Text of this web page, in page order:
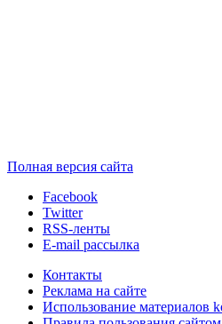
Полная версия сайта
Facebook
Twitter
RSS-ленты
E-mail рассылка
Контакты
Реклама на сайте
Использование материалов